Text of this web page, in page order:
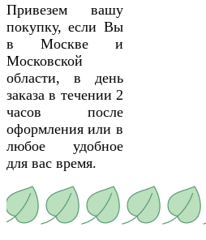
Привезем вашу
покупку, если Вы
в Москве и
Московской
области, в день
заказа в течении 2
часов после
оформления или в
любое удобное
для вас время.